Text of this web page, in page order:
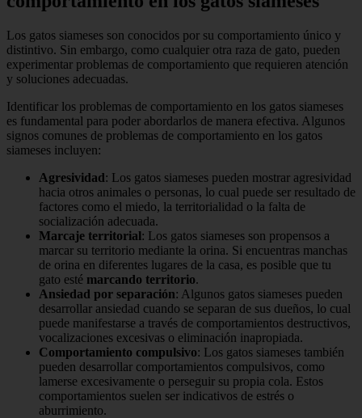
Los gatos siameses son conocidos por su comportamiento único y
distintivo. Sin embargo, como cualquier otra raza de gato, pueden
experimentar problemas de comportamiento que requieren atención
y soluciones adecuadas.
Identificar los problemas de comportamiento en los gatos siameses
es fundamental para poder abordarlos de manera efectiva. Algunos
signos comunes de problemas de comportamiento en los gatos
siameses incluyen:
Agresividad: Los gatos siameses pueden mostrar agresividad
hacia otros animales o personas, lo cual puede ser resultado de
factores como el miedo, la territorialidad o la falta de
socialización adecuada.
Marcaje territorial: Los gatos siameses son propensos a
marcar su territorio mediante la orina. Si encuentras manchas
de orina en diferentes lugares de la casa, es posible que tu
gato esté marcando territorio.
Ansiedad por separación: Algunos gatos siameses pueden
desarrollar ansiedad cuando se separan de sus dueños, lo cual
puede manifestarse a través de comportamientos destructivos,
vocalizaciones excesivas o eliminación inapropiada.
Comportamiento compulsivo: Los gatos siameses también
pueden desarrollar comportamientos compulsivos, como
lamerse excesivamente o perseguir su propia cola. Estos
comportamientos suelen ser indicativos de estrés o
aburrimiento.